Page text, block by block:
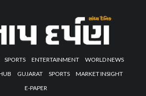
SPORTS ENTERTAINMENT
WORLD NEWS
GUJARAT SPORTS
MARKET INSIGHT
E-PAPER